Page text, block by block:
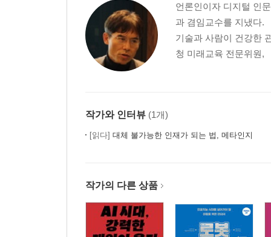
언론인이자 디지털 인
과 겸임교수를 지냈다.
기술과 사람이 건강한
청 미래교육 전문위원,
작가와 인터뷰 (1개)
[읽다] 대체 불가능한 인재가 되는 법, 메타인지
작가의 다른 상품